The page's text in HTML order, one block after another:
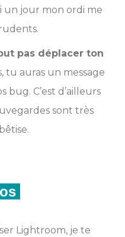
un jour mon ordi me
pas déplacer ton
tu auras un message
bug. C’est d’ailleurs
sont très
Lightroom, je te